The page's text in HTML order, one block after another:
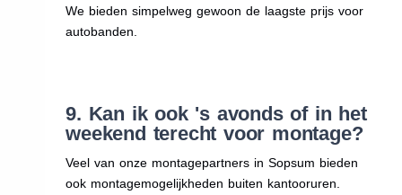
We bieden simpelweg gewoon de laagste prijs voor
autobanden.
9. Kan ik ook 's avonds of in het
weekend terecht voor montage?
Veel van onze montagepartners in Sopsum bieden
ook montagemogelijkheden buiten kantooruren.